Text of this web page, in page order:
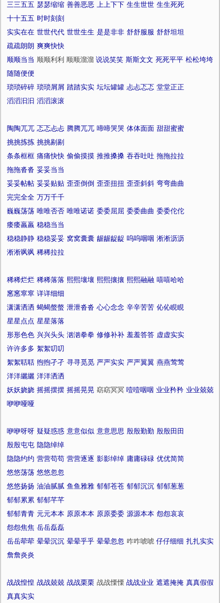
三三五五 瑟瑟缩缩 善善恶恶 上上下下 生生世世 生生死死
十十五五 时时刻刻
实实在在 世世代代 世世生生 是是非非 舒舒服服 舒舒坦坦
疏疏朗朗 爽爽快快
顺顺当当 顺顺利利 顺顺溜溜 说说笑笑 斯斯文文 死死平平 松松垮垮
随随便便
琐琐碎碎 琐琐屑屑 踏踏实实 坛坛罐罐 忐忐忑忑 堂堂正正
滔滔汩汩 滔滔滚滚
陶陶兀兀 忑忑忐忐 腾腾兀兀 啼啼哭哭 体体面面 甜甜蜜蜜
挑挑拣拣 挑挑剔剔
条条框框 痛痛快快 偷偷摸摸 推推搡搡 吞吞吐吐 拖拖拉拉
拖拖沓沓 妥妥当当
妥妥帖帖 妥妥贴贴 歪歪倒倒 歪歪扭扭 歪歪斜斜 弯弯曲曲
完完全全 万万千千
巍巍荡荡 唯唯否否 唯唯诺诺 委委屈屈 委委曲曲 委委佗佗
痿痿羸羸 稳稳当当
稳稳静静 稳稳妥妥 窝窝囊囊 龌龌龊龊 呜呜咽咽 淅淅沥沥
淅淅飒飒 稀稀拉拉
稀稀烂烂 稀稀落落 熙熙壤壤 熙熙攘攘 熙熙融融 嘻嘻哈哈
窸窸窣窣 详详细细
潇潇洒洒 蝎蝎螫螫 泄泄沓沓 心心念念 辛辛苦苦 伈伈睍睍
星星点点 星星落落
形形色色 兴兴头头 汹汹拳拳 修修补补 羞羞答答 虚虚实实
许许多多 絮絮叨叨
絮絮聒聒 煦煦孑孑 寻寻觅觅 严严实实 严严翼翼 燕燕莺莺
洋洋纚纚 洋洋洒洒
妖妖娆娆 摇摇摆摆 摇摇晃晃 窈窈冥冥 噎噎咽咽 业业矜矜 业业兢兢
咿咿哑哑
咿咿呀呀 疑疑惑惑 意意似似 意意思思 殷殷勤勤 殷殷田田
殷殷屯屯 隐隐绰绰
隐隐约约 营营苟苟 营营逐逐 影影绰绰 庸庸碌碌 优优简简
悠悠荡荡 悠悠忽忽
悠悠扬扬 油油腻腻 鱼鱼雅雅 郁郁苍苍 郁郁沉沉 郁郁葱葱
郁郁累累 郁郁芊芊
郁郁青青 元元本本 原原本本 原原委委 源源本本 怨怨哀哀
怨怨焦焦 岳岳磊磊
岳岳荦荦 晕晕沉沉 晕晕乎乎 晕晕忽忽 咋咋唬唬 仔仔细细 扎扎实实
詹詹炎炎
战战惶惶 战战兢兢 战战栗栗 战战慄慄 战战业业 遮遮掩掩 真真假假
真真实实